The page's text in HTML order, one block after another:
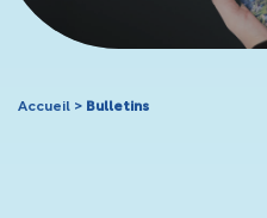
Accueil > Bulletins